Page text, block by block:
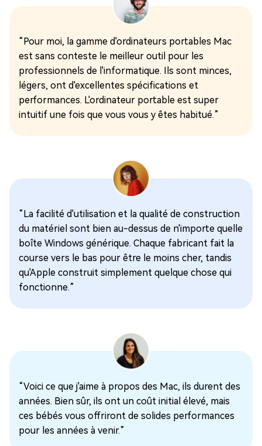
“Pour moi, la gamme d'ordinateurs portables Mac
est sans conteste le meilleur outil pour les
professionnels de l'informatique. Ils sont minces,
légers, ont d'excellentes spécifications et
performances. L'ordinateur portable est super
intuitif une fois que vous vous y êtes habitué.”
“La facilité d'utilisation et la qualité de construction
du matériel sont bien au-dessus de n'importe quelle
boîte Windows générique. Chaque fabricant fait la
course vers le bas pour être le moins cher, tandis
qu'Apple construit simplement quelque chose qui
fonctionne.”
“Voici ce que j'aime à propos des Mac, ils durent des
années. Bien sûr, ils ont un coût initial élevé, mais
ces bébés vous offriront de solides performances
pour les années à venir.”